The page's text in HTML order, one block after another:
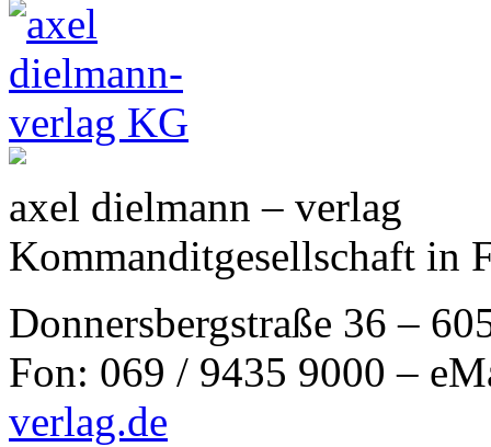
axel dielmann – verlag
Kommanditgesellschaft in
Donnersbergstraße 36 –
Fon: 069 / 9435 9000 –
verlag.de